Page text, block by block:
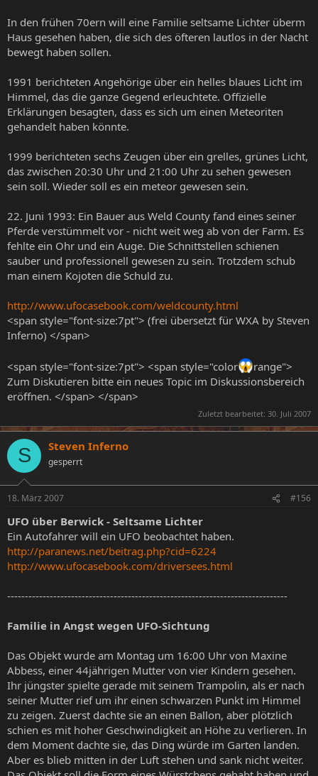
In den frühen 70ern will eine Familie seltsame Lichter überm
Haus gesehen haben, die sich des öfteren lautlos in der Nacht
bewegt haben sollen.
1991 berichteten Angehörige über ein helles blaues Licht im
Himmel, das die ganze Gegend erleuchtete. Offizielle
Erklärungen besagten, dass es sich um einen Meteoriten
gehandelt haben könnte.
1999 berichteten sechs Zeugen über ein grelles, grünes Licht,
das zwischen 20:30 Uhr und 21:00 Uhr zu sehen gewesen
sein soll. Wieder soll es ein meteor gewesen sein.
22. Juni 1993: Ein Bauer aus Weld County fand eines seiner
Pferde verstümmelt vor - nicht weit weg ab von der Farm. Es
fehlte ein Ohr und ein Auge. Die Schnittstellen schienen
sauber und professionell gewesen zu sein. Trotzdem schub
man einem Kojoten die Schuld zu.
http://www.ufocasebook.com/weldcounty.html
<span style="font-size:7pt"> (frei übersetzt für WXA by Steven
Inferno) </span>
<span style="font-size:7pt"> <span style="color
range">
Zum Diskutieren bitte ein neues Topic im Diskussionsbereich
eröffnen. </span> </span>
Zuletzt bearbeitet: 30. Juli 2007
S Steven Inferno
gesperrt
18. März 2007 #156
UFO über Berwick - Seltsame Lichter
Ein Autofahrer will ein UFO beobachtet haben.
http://paranews.net/beitrag.php?cid=6224
http://www.ufocasebook.com/driversees.html
-------------------------------------------------------------------------------
Familie in Angst wegen UFO-Sichtung
Das Objekt wurde am Montag um 16:00 Uhr von Maxine
Abbess, einer 44jährigen Mutter von vier Kindern gesehen.
Ihr jüngster spielte gerade mit seinem Trampolin, als er nach
seiner Mutter rief um ihr einen schwarzen Punkt im Himmel
zu zeigen. Zuerst dachte sie an einen Ballon, aber plötzlich
schien es mit hoher Geschwindigkeit an Höhe zu verlieren. In
dem Moment dachte sie, das Ding würde im Garten landen.
Aber es blieb mitten in der Luft stehen und sank nicht weiter.